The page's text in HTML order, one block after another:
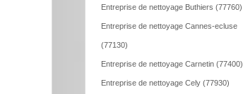
Entreprise de nettoyage Buthiers (77760)
Entreprise de nettoyage Cannes-ecluse
(77130)
Entreprise de nettoyage Carnetin (77400)
Entreprise de nettoyage Cely (77930)